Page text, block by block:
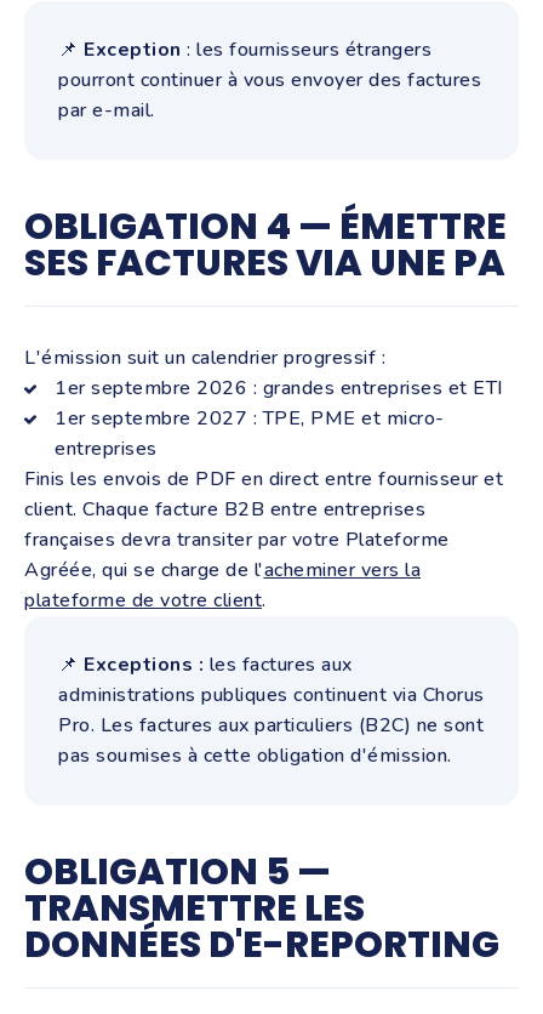
📌 Exception : les fournisseurs étrangers
pourront continuer à vous envoyer des factures
par e-mail.
OBLIGATION 4 — ÉMETTRE
SES FACTURES VIA UNE PA
L'émission suit un calendrier progressif :
1er septembre 2026 : grandes entreprises et ETI
1er septembre 2027 : TPE, PME et micro-
entreprises
Finis les envois de PDF en direct entre fournisseur et
client. Chaque facture B2B entre entreprises
françaises devra transiter par votre Plateforme
Agréée, qui se charge de l'acheminer vers la
plateforme de votre client.
📌 Exceptions : les factures aux
administrations publiques continuent via Chorus
Pro. Les factures aux particuliers (B2C) ne sont
pas soumises à cette obligation d'émission.
OBLIGATION 5 —
TRANSMETTRE LES
DONNÉES D'E-REPORTING